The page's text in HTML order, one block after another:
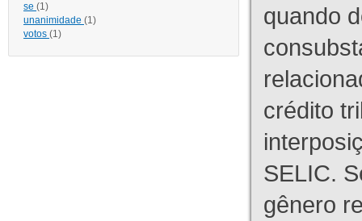
se (1)
unanimidade (1)
votos (1)
quando
crédito
SELIC.
gênero